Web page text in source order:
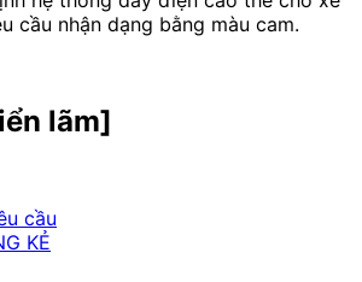
cầu nhận dạng bằng màu cam.
lãm]
cầu
KẺ